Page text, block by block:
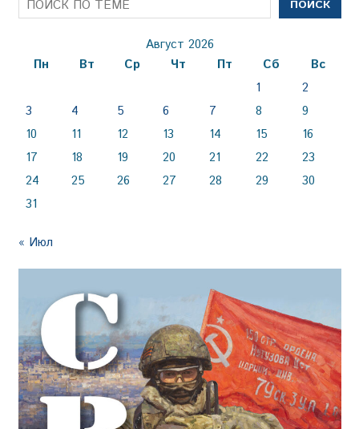
ПОИСК
Август 2026
Пн
Вт Ср Чт Пт Сб
Вс
1
2
3
4 5 6 7 8
9
10
11 12 13 14 15
16
17
18 19 20 21 22
23
24
25 26 27 28 29
30
31
« Июл